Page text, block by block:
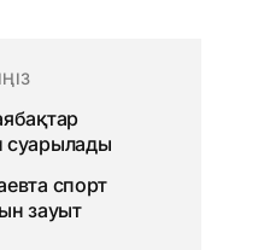
суарылады
спорт
зауыт